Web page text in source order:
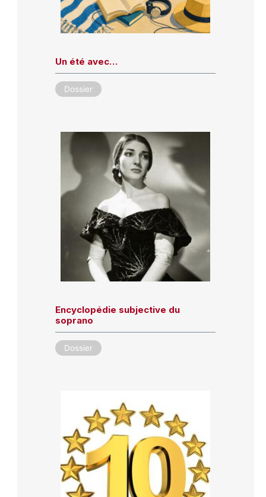
Un été avec…
Dossier
Encyclopédie subjective du
soprano
Dossier